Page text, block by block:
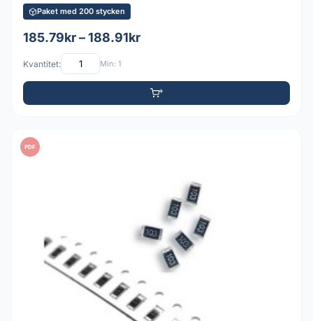
Paket med 200 stycken
185.79kr – 188.91kr
Kvantitet: Min: 1
PDF